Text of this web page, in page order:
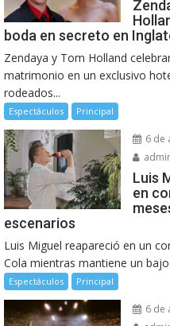
boda en secreto en
Zendaya y Tom Holland
matrimonio en un exclusivo
rodeados...
Espectáculos Principal
6 de
Luis
en
escenarios
Luis Miguel reapareció en un
Cola mientras mantiene un
Espectáculos Principal
6 de